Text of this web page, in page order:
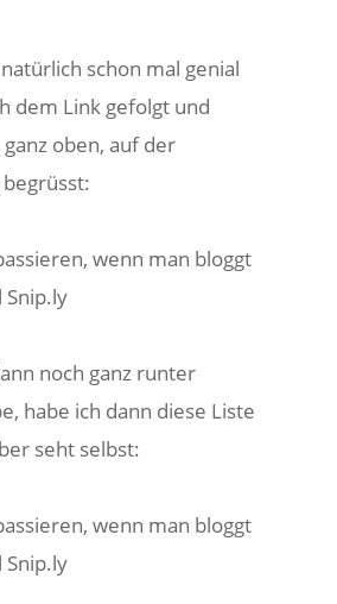
schon mal genial
dem Link gefolgt und
oben, auf der
noch ganz runter
habe ich dann diese Liste
seht selbst: